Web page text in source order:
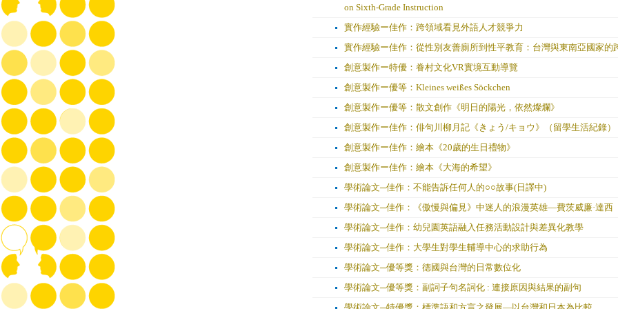
on Sixth-Grade Instruction
實作經驗ー佳作：跨領域看見外語人才競爭力
實作經驗ー佳作：從性別友善廁所到性平教育：台灣與東南亞國家的
創意製作ー特優：眷村文化VR實境互動導覽
創意製作ー優等：Kleines weißes Söckchen
創意製作ー優等：散文創作《明日的陽光，依然燦爛》
創意製作ー佳作：俳句川柳月記《きょう/キョウ》（留學生活紀錄）
創意製作ー佳作：繪本《20歲的生日禮物》
創意製作ー佳作：繪本《大海的希望》
學術論文─佳作：不能告訴任何人的○○故事(日譯中)
學術論文─佳作：《傲慢與偏見》中迷人的浪漫英雄—費茨威廉·達西
學術論文─佳作：幼兒園英語融入任務活動設計與差異化教學
學術論文─佳作：大學生對學生輔導中心的求助行為
學術論文─優等獎：德國與台灣的日常數位化
學術論文─優等獎：副詞子句名詞化 : 連接原因與結果的副句